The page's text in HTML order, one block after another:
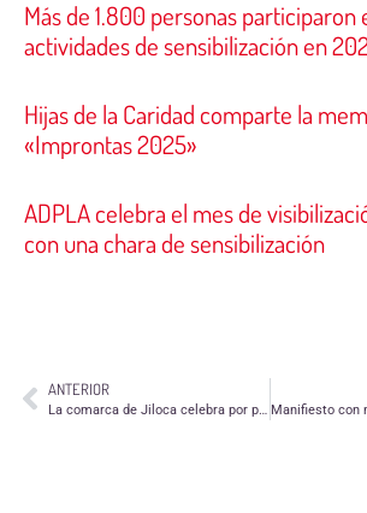
Más de 1.800 personas participaron
actividades de sensibilización en
Hijas de la Caridad comparte la
«Improntas 2025»
ADPLA celebra el mes de
con una chara de sensibilización
ANTERIOR
La comarca de Jiloca celebra por primera vez el Día Internacional del Voluntariado